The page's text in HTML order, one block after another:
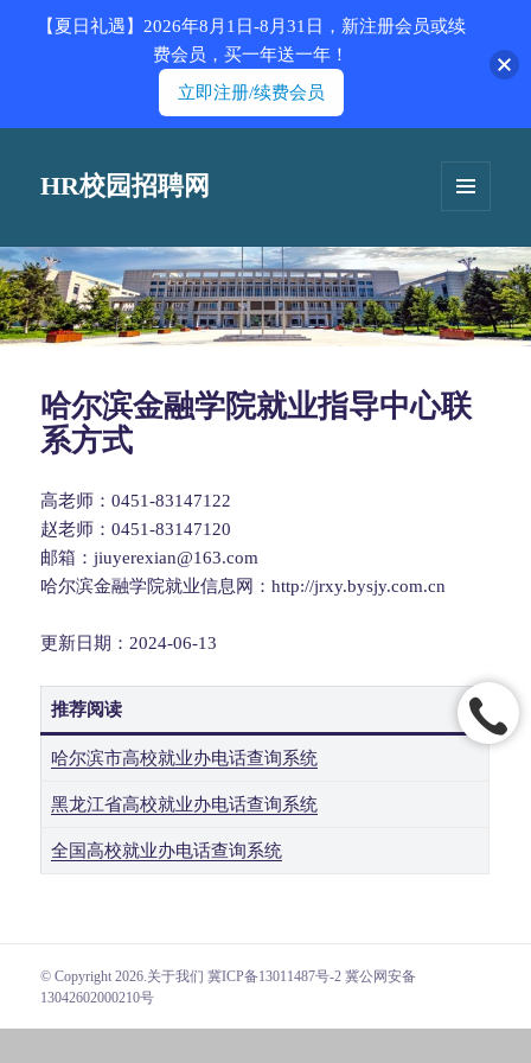
HR校园招聘网
哈尔滨金融学院就业指导中心联
系方式
高老师：0451-83147122
赵老师：0451-83147120
邮箱：jiuyerexian@163.com
哈尔滨金融学院就业信息网：http://jrxy.bysjy.com.cn
更新日期：2024-06-13
推荐阅读
哈尔滨市高校就业办电话查询系统
黑龙江省高校就业办电话查询系统
全国高校就业办电话查询系统
© Copyright 2026. 关于我们 冀ICP备13011487号-2 冀公网安备
13042602000210号
【夏日礼遇】2026年8月1日-8月31日，新注册会员或续
费会员，买一年送一年！
立即注册/续费会员